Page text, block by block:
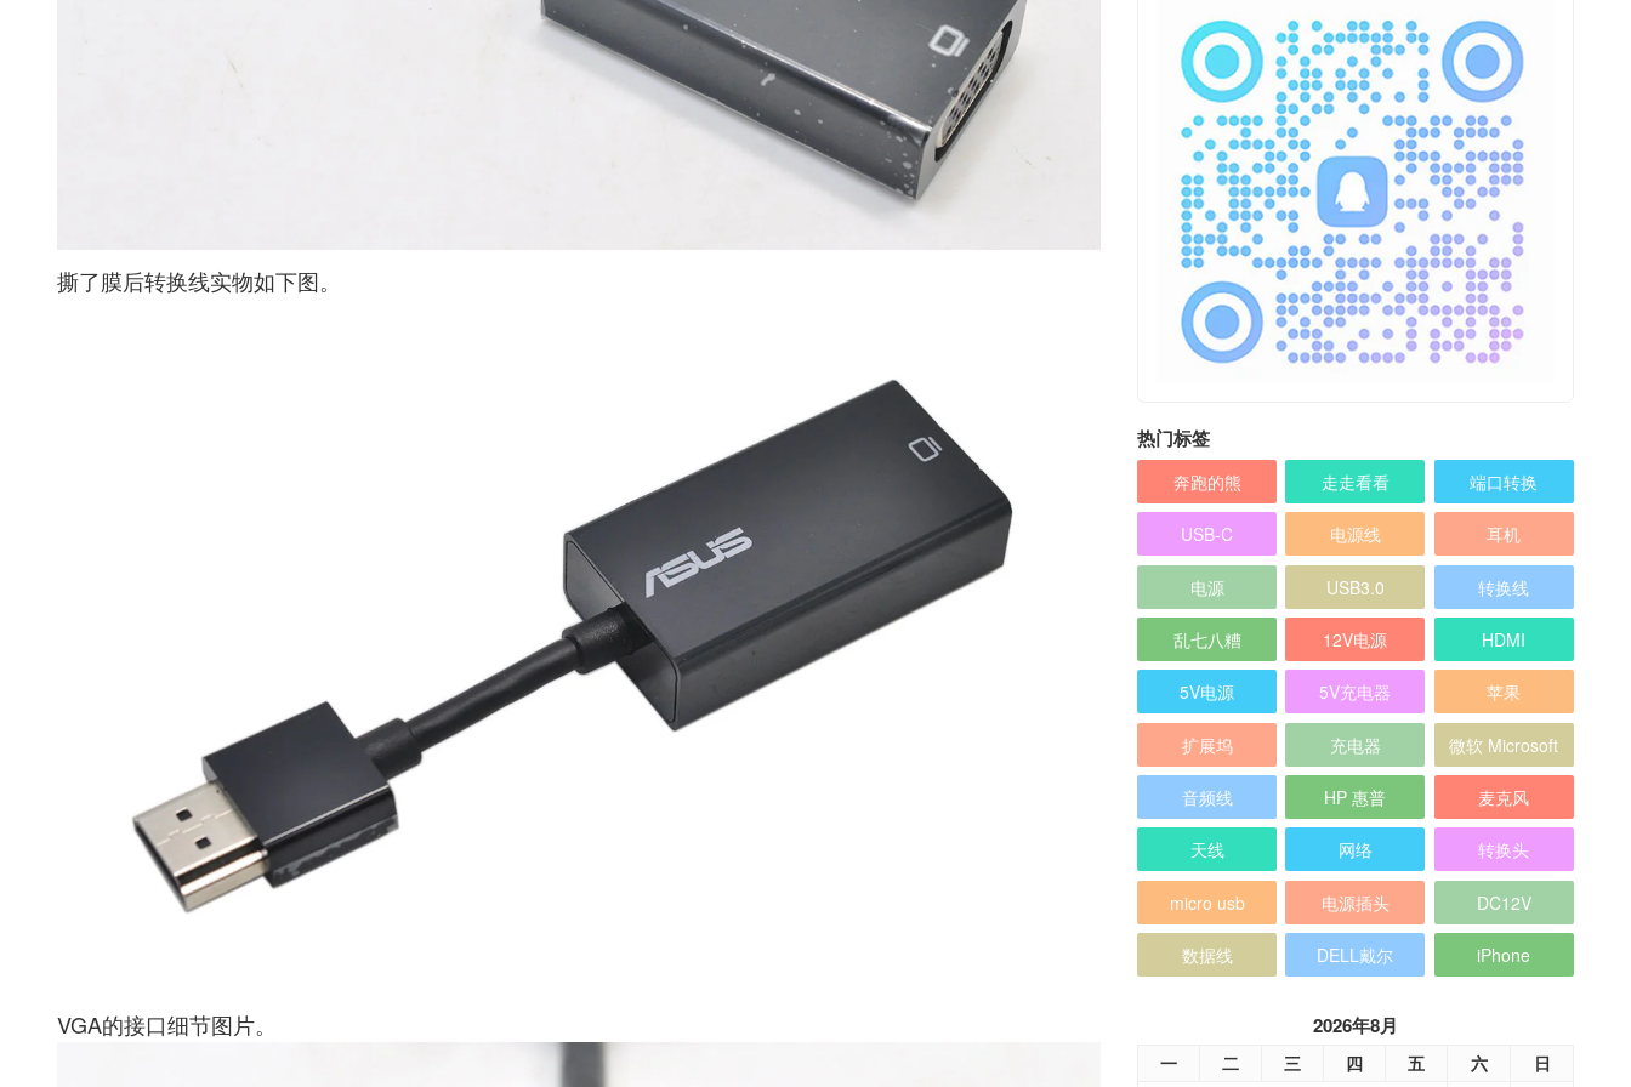
撕了膜后转换线实物如下图。
VGA的接口细节图片。
热门标签
奔跑的熊 走走看看 端口转换
USB-C 电源线 耳机
电源 USB3.0 转换线
乱七八糟 12V电源 HDMI
5V电源 5V充电器 苹果
扩展坞 充电器 微软 Microsoft
音频线 HP 惠普 麦克风
天线 网络 转换头
micro usb 电源插头 DC12V
数据线 DELL戴尔 iPhone
2026年8月
一 二 三 四 五 六
日